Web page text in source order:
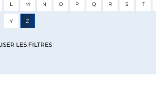
L M N O P Q R S T
Y Z
LES FILTRES